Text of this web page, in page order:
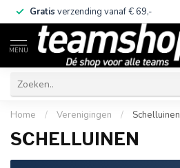
Gratis verzending vanaf € 69,-
MENU
Home / Verenigingen / Schelluinen
SCHELLUINEN